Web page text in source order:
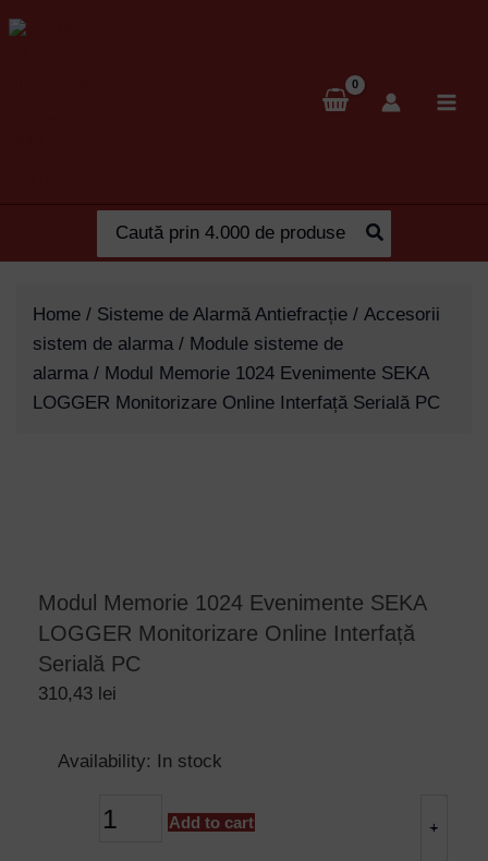
Skip
to
for:
Home / Sisteme de Alarmă Antiefracție / Accesorii
sistem de alarma/ Module sisteme de
alarma/ Modul Memorie 1024 Evenimente SEKA
LOGGER Monitorizare Online Interfață Serială PC
Modul Memorie 1024 Evenimente SEKA
LOGGER Monitorizare Online Interfață
Serială PC
310,43 lei
Availability: In stock
-
Memorie
Evenimente
+
Add to cart